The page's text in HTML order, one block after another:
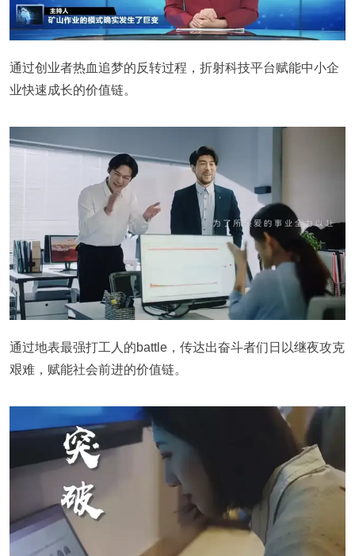
通过创业者热血追梦的反转过程，折射科技平台赋能中小企
业快速成长的价值链。
通过地表最强打工人的battle，传达出奋斗者们日以继夜攻克
艰难，赋能社会前进的价值链。